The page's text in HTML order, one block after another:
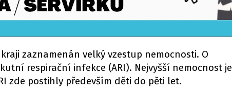
zaznamenán velký vzestup nemocnosti. O
respirační infekce (ARI). Nejvyšší nemocnost je
zde postihly především děti do pěti let.